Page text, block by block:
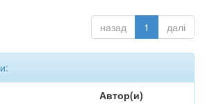
назад 1 далі
Автор(и)